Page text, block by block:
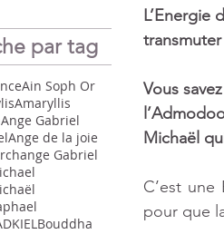
par tag
Ain Soph Or
Amaryllis
Ange Gabriel
Ange de la joie
Gabriel
Bouddha
L’Energie
Vous
Michaël
C’est
pour que